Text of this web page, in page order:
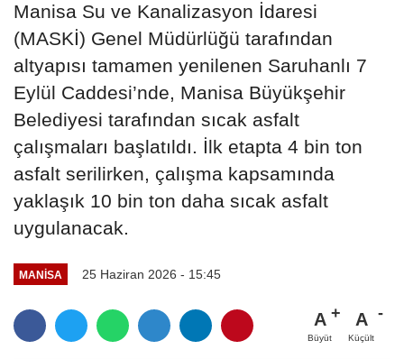
Manisa Su ve Kanalizasyon İdaresi
(MASKİ) Genel Müdürlüğü tarafından
altyapısı tamamen yenilenen Saruhanlı 7
Eylül Caddesi’nde, Manisa Büyükşehir
Belediyesi tarafından sıcak asfalt
çalışmaları başlatıldı. İlk etapta 4 bin ton
asfalt serilirken, çalışma kapsamında
yaklaşık 10 bin ton daha sıcak asfalt
uygulanacak.
MANİSA 25 Haziran 2026 - 15:45
A
Büyüt
A
Küçült